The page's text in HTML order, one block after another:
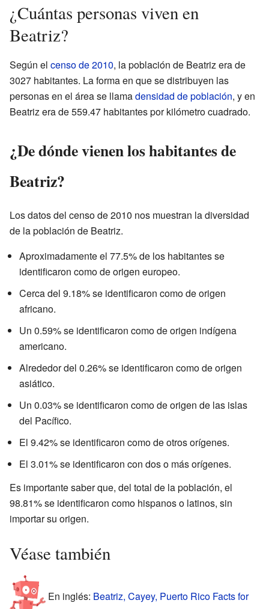
¿Cuántas personas viven en
Beatriz?
Según el censo de 2010, la población de Beatriz era de
3027 habitantes. La forma en que se distribuyen las
personas en el área se llamadensidad de población, y en
Beatriz era de 559.47 habitantes por kilómetro cuadrado.
¿De dónde vienen los habitantes de
Beatriz?
Los datos del censo de 2010 nos muestran la diversidad
de la población de Beatriz.
Aproximadamente el 77.5% de los habitantes se
identificaron como de origen europeo.
Cerca del 9.18% se identificaron como de origen
africano.
Un 0.59% se identificaron como de origen indígena
americano.
Alrededor del 0.26% se identificaron como de origen
asiático.
Un 0.03% se identificaron como de origen de las islas
del Pacífico.
El 9.42% se identificaron como de otros orígenes.
El 3.01% se identificaron con dos o más orígenes.
Es importante saber que, del total de la población, el
98.81% se identificaron como hispanos o latinos, sin
importar su origen.
Véase también
En inglés: Beatriz, Cayey, Puerto Rico Facts for